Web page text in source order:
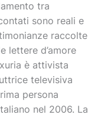
tra
sono reali e
raccolte
lettere d’amore
è attivista
televisiva
persona
nel 2006. La